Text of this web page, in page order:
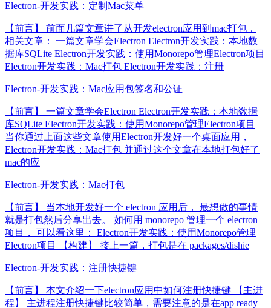
Electron-开发实践：定制Mac菜单
【前言】 前面几篇文章讲了从开发electron应用到mac打包，
相关文章： 一篇文章学会Electron Electron开发实践：本地数
据库SQLite Electron开发实践：使用Monorepo管理Electron项目
Electron开发实践：Mac打包 Electron开发实践：注册
Electron-开发实践：Mac应用包签名和公证
【前言】 一篇文章学会Electron Electron开发实践：本地数据
库SQLite Electron开发实践：使用Monorepo管理Electron项目
当你通过上面这些文章使用Electron开发好一个桌面应用，
Electron开发实践：Mac打包 并通过这个文章在本地打包好了
mac的应
Electron-开发实践：Mac打包
【前言】 当本地开发好一个 electron 应用后， 最想做的事情
就是打包然后分享出去。 如何用 monorepo 管理一个 electron
项目， 可以看这里： Electron开发实践：使用Monorepo管理
Electron项目 【构建】 接上一篇，打包是在 packages/dishie
Electron-开发实践：注册快捷键
【前言】 本文介绍一下electron应用中如何注册快捷键 【主进
程】 主进程注册快捷键比较简单，需要注意的是在app ready